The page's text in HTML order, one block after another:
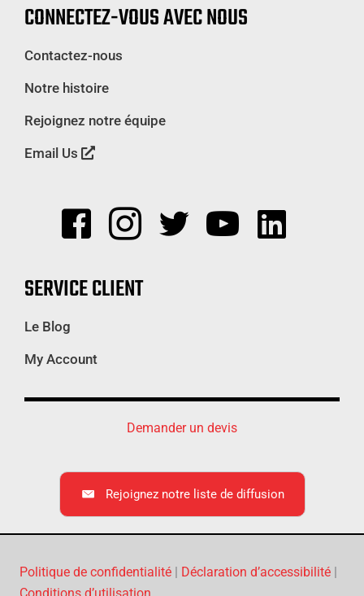
CONNECTEZ-VOUS AVEC NOUS
Contactez-nous
Notre histoire
Rejoignez notre équipe
Email Us
SERVICE CLIENT
Le Blog
My Account
Demander un devis
Rejoignez notre liste de diffusion
Politique de confidentialité | Déclaration d’accessibilité |